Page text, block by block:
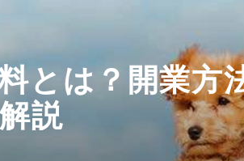
とは？開業方
説